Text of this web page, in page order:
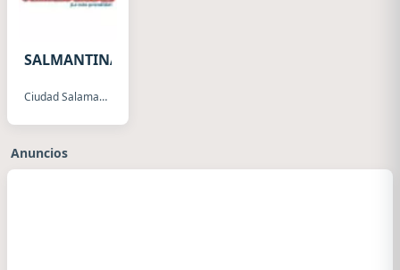
SALMANTINA
Ciudad Salamanca
Anuncios